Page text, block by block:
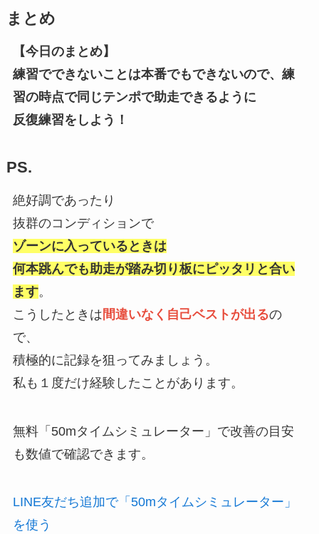
まとめ
【今日のまとめ】
練習でできないことは本番でもできないので、 練
習の時点で同じテンポで助走できるように
反復練習をしよう！
PS.
絶好調であったり
抜群のコンディションで
ゾーンに入っているときは
何本跳んでも助走が踏み切り板にピッタリと合い
ます。
こうしたときは 間違いなく自己ベストが出るの
で、
積極的に記録を狙ってみましょう。
私も１度だけ経験したことがあります。
無料「50mタイムシミュレーター」で改善の目安
も数値で確認できます。
LINE友だち追加で「50mタイムシミュレーター」
を使う